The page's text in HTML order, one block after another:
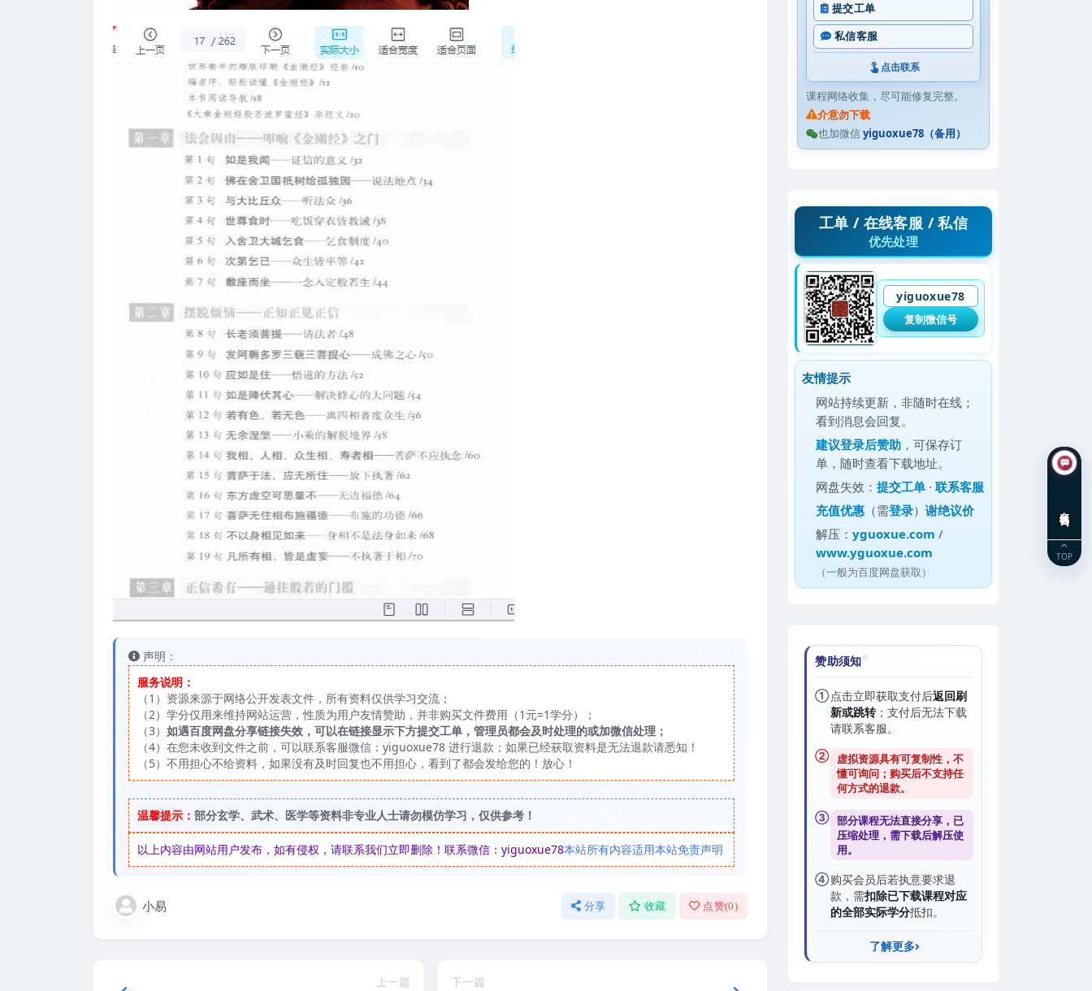
声明：
服务说明：
（1）资源来源于网络公开发表文件，所有资料仅供学习交流；
（2）学分仅用来维持网站运营，性质为用户友情赞助，并非购买文件费用（1元=1学分）；
（3） 如遇百度网盘分享链接失效，可以在链接显示下方提交工单，管理员都会及时处理的或加微信处理；
（4）在您未收到文件之前，可以联系客服微信：yiguoxue78 进行退款；如果已经获取资料是无法退款请悉知！
（5）不用担心不给资料，如果没有及时回复也不用担心，看到了都会发给您的！放心！
温馨提示： 部分玄学、武术、医学等资料非专业人士请勿模仿学习，仅供参考！
以上内容由网站用户发布，如有侵权，请联系我们立即删除！联系微信：yiguoxue78本站所有内容适用本站免责声明
小易 分享 收藏 点赞(0)
上一篇 下一篇
提交工单
私信客服
点击联系
课程网络收集，尽可能修复完整。
介意勿下载
也加微信yiguoxue78（备用）
工单 / 在线客服 / 私信
优先处理
yiguoxue78
复制微信号
友情提示
网站持续更新，非随时在线；
看到消息会回复。
建议登录后赞助 ，可保存订
单，随时查看下载地址。
网盘失效：提交工单 ·联系客服
充值优惠 （需登录）谢绝议价
解压：yguoxue.com /
www.yguoxue.com
（一般为百度网盘获取）
赞助须知
①点击立即获取支付后返回刷
新或跳转；支付后无法下载
请联系客服。
②
虚拟资源具有可复制性，不
懂可询问；购买后不支持任
何方式的退款。
③ 部分课程无法直接分享，已
压缩处理，需下载后解压使
用。
④购买会员后若执意要求退
款，需扣除已下载课程对应
的全部实际学分抵扣。
了解更多
TOP